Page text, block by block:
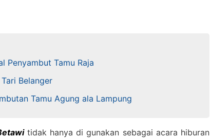
Penyambut Tamu Raja
Belanger
Tamu Agung ala Lampung
tidak hanya di gunakan sebagai acara hiburan